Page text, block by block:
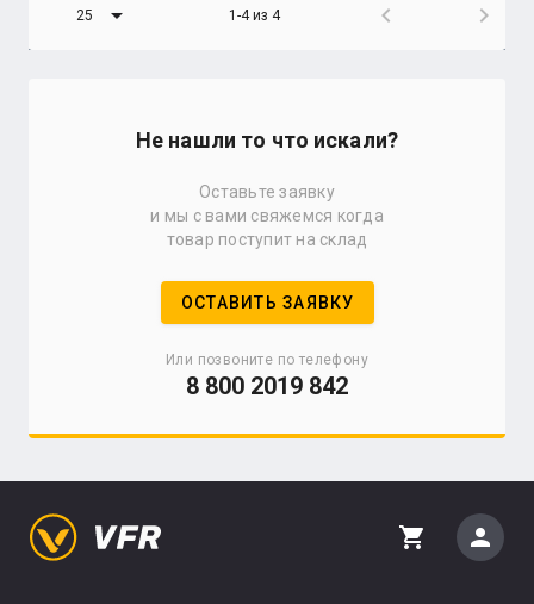
25 arrow_drop_down 1-4 из 4 chevron_left chevron_right
Не нашли то что искали?
Оставьте заявку
и мы с вами свяжемся когда
товар поступит на склад
ОСТАВИТЬ ЗАЯВКУ
Или позвоните по телефону
8 800 2019 842
shopping_cart person